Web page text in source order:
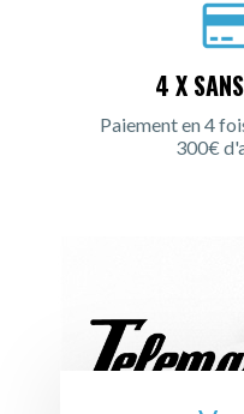
4 X
Paiement en 4
300€